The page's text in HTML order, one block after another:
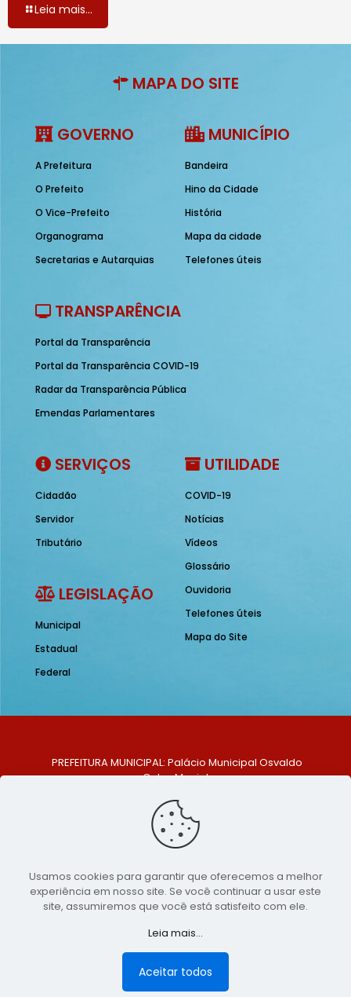
Leia mais...
MAPA DO SITE
GOVERNO
A Prefeitura
O Prefeito
O Vice-Prefeito
Organograma
Secretarias e Autarquias
MUNICÍPIO
Bandeira
Hino da Cidade
História
Mapa da cidade
Telefones úteis
TRANSPARÊNCIA
Portal da Transparência
Portal da Transparência COVID-19
Radar da Transparência Pública
Emendas Parlamentares
SERVIÇOS
Cidadão
Servidor
Tributário
LEGISLAÇÃO
Municipal
Estadual
Federal
UTILIDADE
COVID-19
Notícias
Vídeos
Glossário
Ouvidoria
Telefones úteis
Mapa do Site
PREFEITURA MUNICIPAL: Palácio Municipal Osvaldo
Celso Maciel
Centro, São Bento do Una - PE. CEP: 553370-128
TELEFONE: (81) 99548-1569
E-MAIL: ouvidoria@saobentodouna.pe.gov.br
Copyright 2021-2026 - Assessoria de Comunicação da
Prefeitura de São Bento do Una - PE
publicidadeLumusWeb - Agência Digital
Usamos cookies para garantir que oferecemos a melhor
experiência em nosso site. Se você continuar a usar este
site, assumiremos que você está satisfeito com ele.
Leia mais...
Aceitar todos